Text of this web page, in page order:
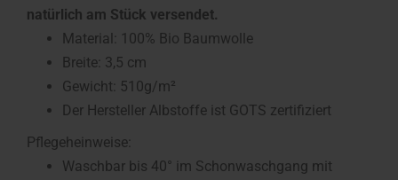
natürlich am Stück versendet.
Material: 100% Bio Baumwolle
Breite: 3,5 cm
Gewicht: 510g/m²
Der Hersteller Albstoffe ist GOTS zertifiziert
Pflegeheinweise:
Waschbar bis 40° im Schonwaschgang mit